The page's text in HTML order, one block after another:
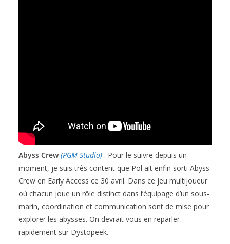
Abyss Crew (PGM Studio) : Pour le suivre depuis un
moment, je suis très content que Pol ait enfin sorti Abyss
Crew en Early Access ce 30 avril. Dans ce jeu multijoueur
où chacun joue un rôle distinct dans l’équipage d’un sous-
marin, coordination et communication sont de mise pour
explorer les abysses. On devrait vous en reparler
rapidement sur Dystopeek.